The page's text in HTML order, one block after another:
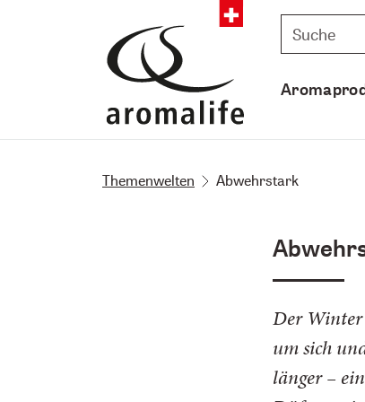
Themenwelten Abwehrstark
Der Winter
um sich
länger –